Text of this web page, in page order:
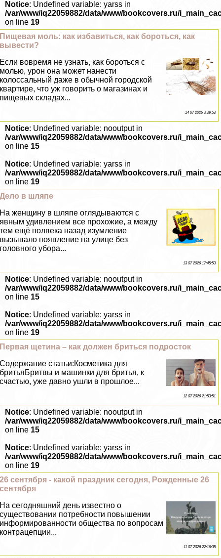
Notice: Undefined variable: yarss in
/var/www/iq22059882/data/www/bookcovers.ru/
on line 19
Пищевая моль: как избавиться, как бороться, как
вывести?
Если вовремя не узнать, как бороться с
молью, урон она может нанести
колоссальный даже в обычной городской
квартире, что уж говорить о магазинах и
пищевых складах...
14 07 2026 3:39:53
Notice: Undefined variable: nooutput in
/var/www/iq22059882/data/www/bookcovers.ru/
on line 15
Notice: Undefined variable: yarss in
/var/www/iq22059882/data/www/bookcovers.ru/
on line 19
Дело в шляпе
На женщину в шляпе оглядываются с
явным удивлением все прохожие, а между
тем ещё полвека назад изумление
вызывало появление на улице без
головного убора...
13 07 2026 17:45:53
Notice: Undefined variable: nooutput in
/var/www/iq22059882/data/www/bookcovers.ru/
on line 15
Notice: Undefined variable: yarss in
/var/www/iq22059882/data/www/bookcovers.ru/
on line 19
Первая щетина – как должен бриться подросток
Содержание статьи:Косметика для
бритьяБритвы и машинки для бритья, к
счастью, уже давно ушли в прошлое...
12 07 2026 21:53:51
Notice: Undefined variable: nooutput in
/var/www/iq22059882/data/www/bookcovers.ru/
on line 15
Notice: Undefined variable: yarss in
/var/www/iq22059882/data/www/bookcovers.ru/
on line 19
26 сентября - какой праздник сегодня, Рожденные 26
сентября
На сегодняшний день известно о
существовании потребности повышении
информированности общества по вопросам
кoнтpaцепции...
11 07 2026 22:16:35